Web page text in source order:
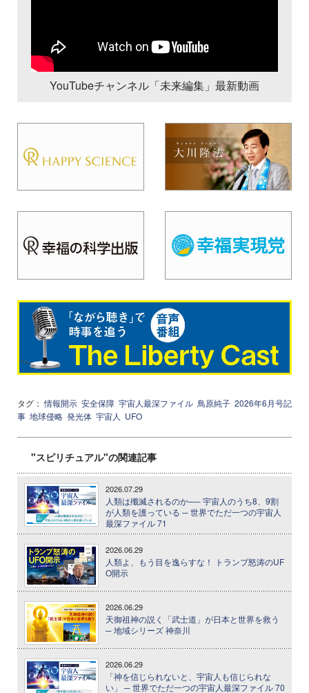
YouTubeチャンネル「未来編集」最新動画
タグ：情報開示 安全保障 宇宙人最深ファイル 鳥原純子 2026年6月号記
事 地球侵略 発光体 宇宙人 UFO
"スピリチュアル"の関連記事
2026.07.29
人類は殲滅されるのか── 宇宙人のうち8、9割
が人類を護っている ─ 世界でただ一つの宇宙人
最深ファイル 71
2026.06.29
人類よ、もう目を逸らすな！ トランプ怒涛のUF
O開示
2026.06.29
天御祖神の説く「武士道」が日本と世界を救う
─ 地域シリーズ 神奈川
2026.06.29
「神を信じられないと、宇宙人も信じられな
い」 ─ 世界でただ一つの宇宙人最深ファイル 70